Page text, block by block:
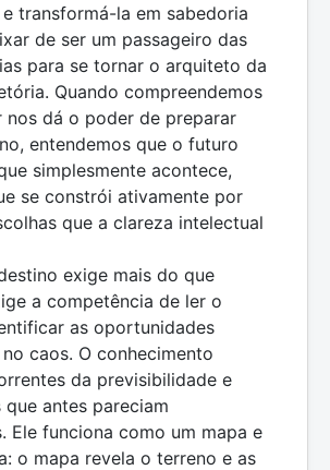
transformá-la em sabedoria
de ser um passageiro das
para se tornar o arquiteto da
Quando compreendemos
nos dá o poder de preparar
entendemos que o futuro
simplesmente acontece,
se constrói ativamente por
que a clareza intelectual
exige mais do que
a competência de ler o
as oportunidades
caos. O conhecimento
da previsibilidade e
antes pareciam
Ele funciona como um mapa e
o mapa revela o terreno e as